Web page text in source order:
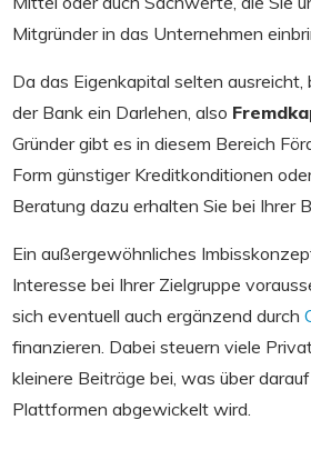
Mitgründer in das Unternehmen
Da das Eigenkapital selten ausreicht,
der Bank ein Darlehen, also
Gründer gibt es in diesem Bereich
Form günstiger Kreditkonditionen
Beratung dazu erhalten Sie bei Ihrer
Ein außergewöhnliches
Interesse bei Ihrer Zielgruppe
sich eventuell auch ergänzend durch
finanzieren. Dabei steuern viele
kleinere Beiträge bei, was über
Plattformen abgewickelt wird.